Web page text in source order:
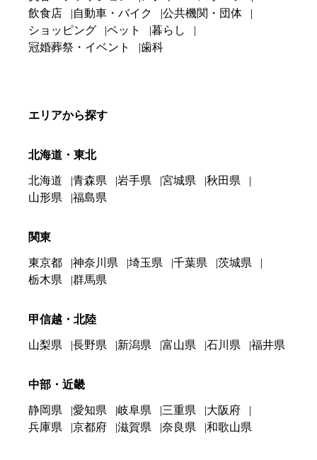
飲食店
自動車・バイク
公共機関・団体
ショッピング
ペット
暮らし
冠婚葬祭・イベント
歯科
エリアから探す
北海道・東北
北海道 青森県 岩手県 宮城県
秋田県
山形県
福島県
関東
東京都 神奈川県 埼玉県 千葉県
茨城県
栃木県
群馬県
甲信越・北陸
山梨県 長野県 新潟県 富山県 石川県 福井県
中部・近畿
静岡県 愛知県 岐阜県 三重県
大阪府
兵庫県
京都府 滋賀県 奈良県 和歌山県